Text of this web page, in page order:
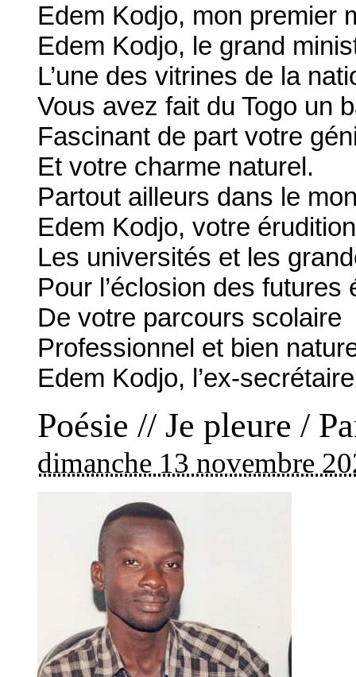
Edem Kodjo, mon premier
Edem Kodjo, le grand
L’une des vitrines de la
Vous avez fait du Togo un
Fascinant de part votre
Et votre charme naturel.
Partout ailleurs dans le
Edem Kodjo, votre
Les universités et les
Pour l’éclosion des futures
De votre parcours scolaire
Professionnel et bien
Edem Kodjo, l’ex-
Poésie // Je pleure /
dimanche 13 novembre